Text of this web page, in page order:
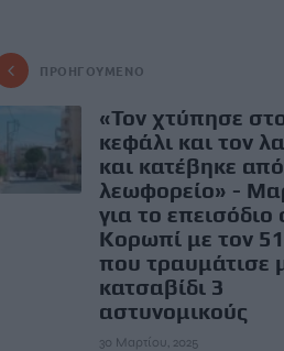
ΠΡΟΗΓΟΎΜΕΝΟ
«Τον χτύπησε
κεφάλι και τον
και κατέβηκε
λεωφορείο» -
για το επεισόδιο
Κορωπί με τον
που τραυμάτισε
κατσαβίδι 3
αστυνομικούς
30 Μαρτίου, 2025